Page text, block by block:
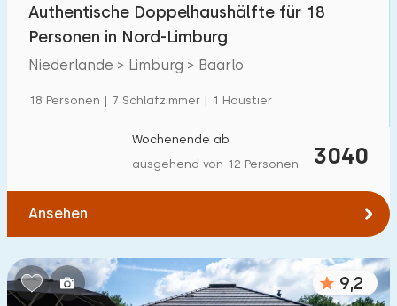
Authentische Doppelhaushälfte für 18
Personen in Nord-Limburg
Niederlande > Limburg > Baarlo
18 Personen | 7 Schlafzimmer | 1 Haustier
3040
Wochenende ab
ausgehend von 12 Personen
Ansehen
9,2